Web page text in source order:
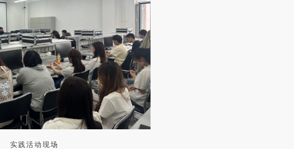
实践活动现场